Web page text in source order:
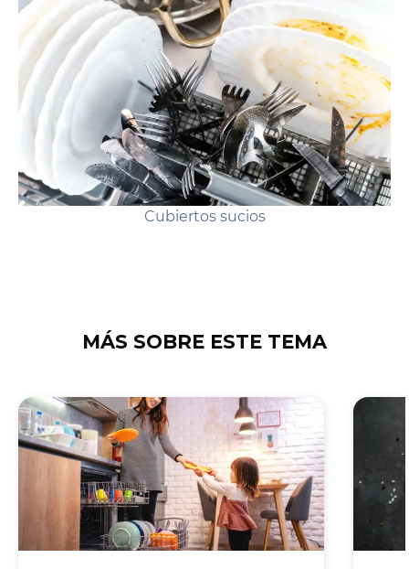
hacerlo correctamente.
Cubiertos sucios
MÁS SOBRE ESTE TEMA